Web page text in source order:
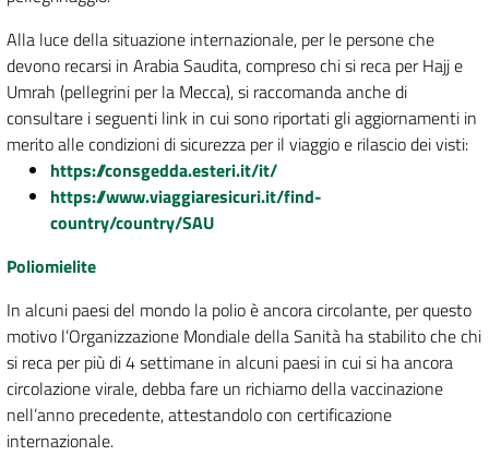
Alla luce della situazione internazionale, per le persone che
devono recarsi in Arabia Saudita,compreso chi si reca per Hajj e
Umrah (pellegrini per la Mecca), si raccomanda anche di
consultare i seguenti link in cui sono riportati gli aggiornamenti in
merito alle condizioni di sicurezza per il viaggio e rilascio dei visti:
https://consgedda.esteri.it/it/
https://www.viaggiaresicuri.it/find-
country/country/SAU
Poliomielite
In alcuni paesi del mondo la polio è ancora circolante, per questo
motivo l’Organizzazione Mondiale della Sanità ha stabilito che chi
si reca per più di 4 settimane in alcuni paesi in cui si ha ancora
circolazione virale, debba fare un richiamo della vaccinazione
nell’anno precedente, attestandolo con certificazione
internazionale.